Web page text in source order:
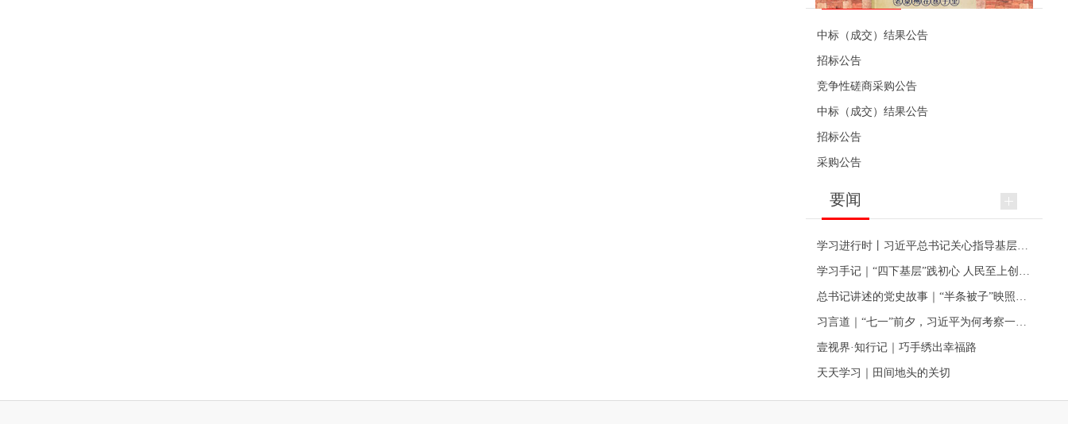
中标（成交）结果公告
招标公告
竞争性磋商采购公告
中标（成交）结果公告
招标公告
采购公告
要闻
壹视界·知行记｜巧手绣出幸福路
天天学习｜田间地头的关切